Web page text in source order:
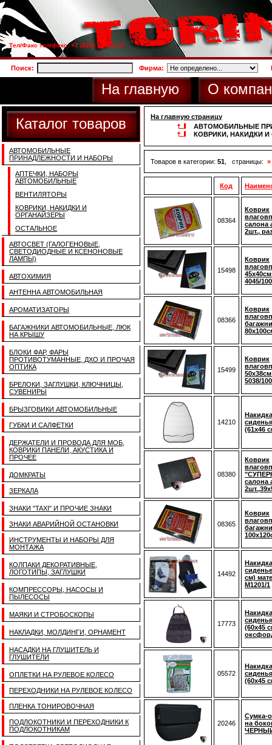
Тел/Факс тел/факс: +7 (925) 733-66-27
Поиск: Фирма:
На главную О
Каталог товаров
АВТОМОБИЛЬНЫЕ
ПРИНАДЛЕЖНОСТИ И НАБОРЫ
АПТЕЧКИ, НАБОРЫ
АВТОМОБИЛЬНЫЕ
ВЕНТИЛЯТОРЫ
КОВРИКИ, НАКИДКИ И
ОРГАНАЙЗЕРЫ
ОСТАЛЬНОЕ
АВТОСВЕТ (ГАЛОГЕНОВЫЕ,
СВЕТОДИОДНЫЕ И КСЕНОНОВЫЕ
ЛАМПЫ)
АВТОХИМИЯ
АНТЕННА АВТОМОБИЛЬНАЯ
АРОМАТИЗАТОРЫ
БАГАЖНИКИ АВТОМОБИЛЬНЫЕ, ЛЮК
НА КРЫШУ
БЛОКИ ФАР, ФАРЫ
ПРОТИВОТУМАННЫЕ, ДХО И ПРОЧАЯ
ОПТИКА
БРЕЛОКИ, ЗАГЛУШКИ, КЛЮЧНИЦЫ,
СУВЕНИРЫ
БРЫЗГОВИКИ АВТОМОБИЛЬНЫЕ
ГУБКИ И САЛФЕТКИ
ДЕРЖАТЕЛИ И ПРОВОДА ДЛЯ МОБ,
КОВРИКИ ПАНЕЛИ, АКУСТИКА И
ПРОЧЕЕ
ДОМКРАТЫ
ЗЕРКАЛА
ЗНАКИ "TAXI" И ПРОЧИЕ ЗНАКИ
ЗНАКИ АВАРИЙНОЙ ОСТАНОВКИ
ИНСТРУМЕНТЫ И НАБОРЫ ДЛЯ
МОНТАЖА
КОЛПАКИ ДЕКОРАТИВНЫЕ,
ЛОГОТИПЫ, ЗАГЛУШКИ
КОМПРЕССОРЫ, НАСОСЫ И
ПЫЛЕСОСЫ
МАЯКИ И СТРОБОСКОПЫ
НАКЛАДКИ, МОЛДИНГИ, ОРНАМЕНТ
НАСАДКИ НА ГЛУШИТЕЛЬ И
ГЛУШИТЕЛИ
ОПЛЕТКИ НА РУЛЕВОЕ КОЛЕСО
ПЕРЕХОДНИКИ НА РУЛЕВОЕ КОЛЕСО
ПЛЕНКА ТОНИРОВОЧНАЯ
ПОДЛОКОТНИКИ И ПЕРЕХОДНИКИ К
ПОДЛОКОТНИКАМ
На главную страницу
АВТОМОБИЛЬНЫЕ
КОВРИКИ, НАКИДКИ
Товаров в категории: 51 , страницы: »
Код
08364
Коврик
салона
2шт.,
15498
Коврик
4045/100
08366
Коврик
15499
Коврик
5038/100
14210
(61х46
08380
Коврик
салона
08365
Коврик
14492
см)
М1201/1
17773
(60х45
05572
(60х45
20246
Сумка-
на